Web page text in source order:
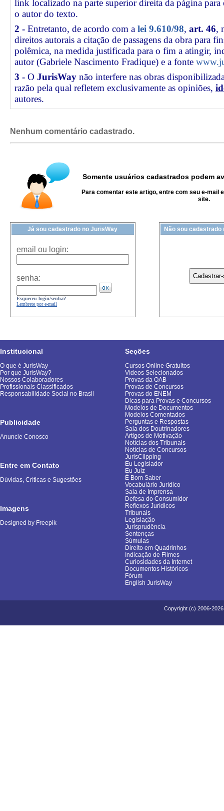
link localizado na parte superior direita da página
o autor do texto.
2 - Entretanto, de acordo com a lei 9.610/98, art. 46,
direitos autorais a citação de passagens da obra para
polêmica, na medida justificada para o fim a atingir,
autor (Gabriele Nascimento Fradique) e a fonte
3 - O JurisWay não interfere nas obras
razão pela qual refletem exclusivamente as opiniões,
autores.
Nenhum comentário cadastrado.
Somente usuários cadastrados podem
Para comentar este artigo, entre com seu e-mail
site.
Já sou cadastrado no JurisWay
email ou login:
senha:
Esqueceu login/senha?
Lembrete por e-mail
Não sou cadastrado
Institucional
O que é JurisWay
Por que JurisWay?
Nossos Colaboradores
Profissionais Classificados
Responsabilidade Social no Brasil
Publicidade
Anuncie Conosco
Entre em Contato
Dúvidas, Críticas e Sugestões
Imagens
Designed by Freepik
Seções
Cursos Online Gratuitos
Vídeos Selecionados
Provas da OAB
Provas de Concursos
Provas do ENEM
Dicas para Provas e Concursos
Modelos de Documentos
Modelos Comentados
Perguntas e Respostas
Sala dos Doutrinadores
Artigos de Motivação
Notícias dos Tribunais
Notícias de Concursos
JurisClipping
Eu Legislador
Eu Juiz
É Bom Saber
Vocabulário Jurídico
Sala de Imprensa
Defesa do Consumidor
Reflexos Jurídicos
Tribunais
Legislação
Jurisprudência
Sentenças
Súmulas
Direito em Quadrinhos
Indicação de Filmes
Curiosidades da Internet
Documentos Históricos
Fórum
English JurisWay
Copyright (c) 2006-